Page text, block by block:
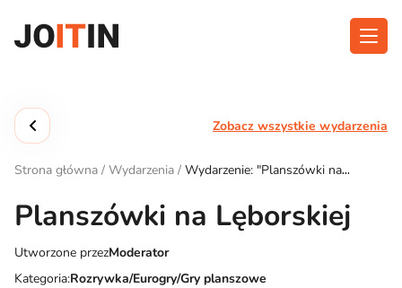
treści
Funkcjonalność
Kontakt
Zobacz wszystkie wydarzenia
Strona główna / Wydarzenia / Wydarzenie: "Planszówki na
Planszówki na Lęborskiej
Utworzone przezModerator
Kategoria:Rozrywka/Eurogry/Gry planszowe